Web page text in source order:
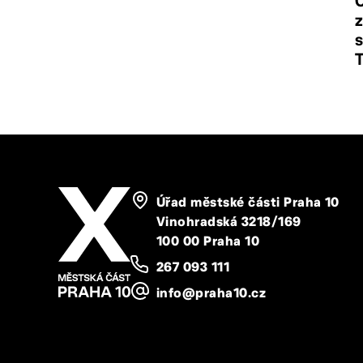
Úřad městské části Praha 10
Vinohradská 3218/169
100 00 Praha 10
267 093 111
info@praha10.cz